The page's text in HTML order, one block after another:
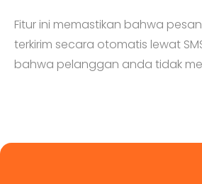
Fitur ini memastikan bahwa
terkirim secara otomatis lewat
bahwa pelanggan anda tidak